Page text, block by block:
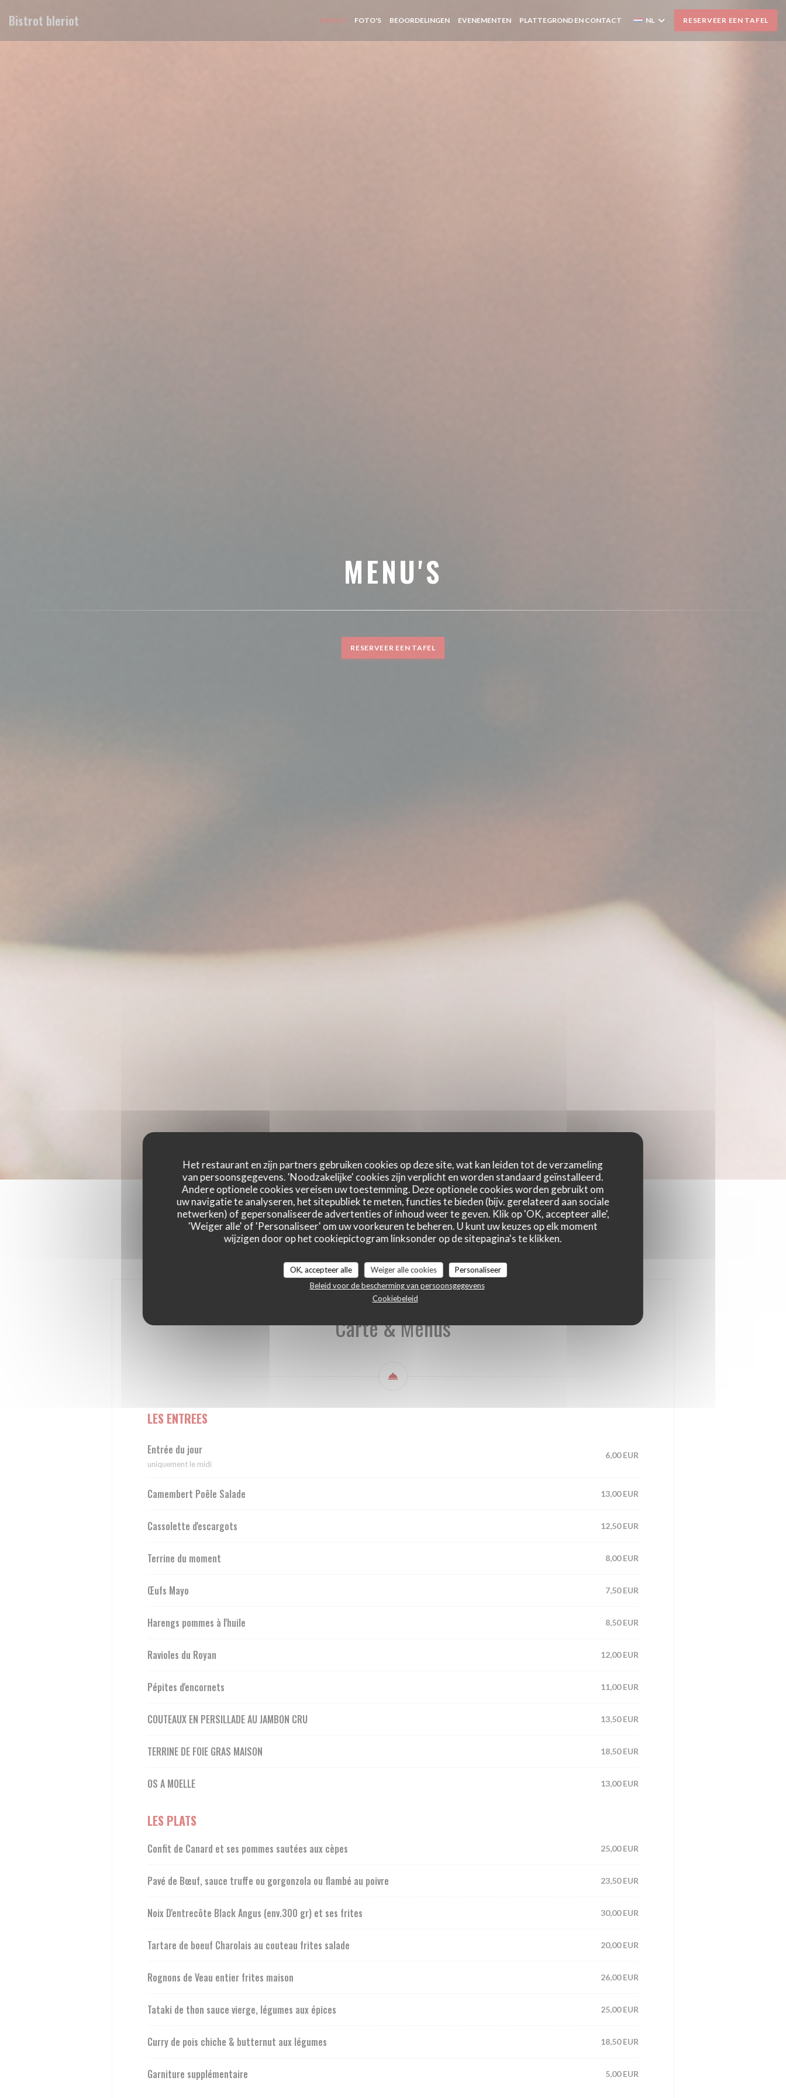
Het restaurant en zijn partners gebruiken cookies op deze site, wat kan leiden tot de verzameling
van persoonsgegevens. 'Noodzakelijke' cookies zijn verplicht en worden standaard geïnstalleerd.
Andere optionele cookies vereisen uw toestemming. Deze optionele cookies worden gebruikt om
uw navigatie te analyseren, het sitepubliek te meten, functies te bieden (bijv. gerelateerd aan sociale
netwerken) of gepersonaliseerde advertenties of inhoud weer te geven. Klik op 'OK, accepteer alle',
'Weiger alle' of 'Personaliseer' om uw voorkeuren te beheren. U kunt uw keuzes op elk moment
wijzigen door op het cookiepictogram linksonder op de sitepagina's te klikken.
OK, accepteer alle Weiger alle cookies
Personaliseer
Beleid voor de bescherming van persoonsgegevens
Cookiebeleid
Bistrot bleriot MENU'S FOTO'S BEOORDELINGEN EVENEMENTEN PLATTEGROND EN CONTACT NL RESERVEER EEN TAFEL
MENU'S
RESERVEER EEN TAFEL
LES PLATS L' ARDOISE DU MOMENT NOS BELLES PIECES NOS BURGERS LES DESSERTS
Carte & Menus
LES ENTREES
Entrée du jour
uniquement le midi
6,00 EUR
Camembert Poêle Salade 13,00 EUR
Cassolette d'escargots 12,50 EUR
Terrine du moment 8,00 EUR
Œufs Mayo 7,50 EUR
Harengs pommes à l'huile 8,50 EUR
Ravioles du Royan 12,00 EUR
Pépites d'encornets 11,00 EUR
COUTEAUX EN PERSILLADE AU JAMBON CRU 13,50 EUR
TERRINE DE FOIE GRAS MAISON 18,50 EUR
OS A MOELLE 13,00 EUR
LES PLATS
Confit de Canard et ses pommes sautées aux cèpes 25,00 EUR
Pavé de Bœuf, sauce truffe ou gorgonzola ou flambé au poivre 23,50 EUR
Noix D'entrecôte Black Angus (env.300 gr) et ses frites 30,00 EUR
Tartare de boeuf Charolais au couteau frites salade 20,00 EUR
Rognons de Veau entier frites maison 26,00 EUR
Tataki de thon sauce vierge, légumes aux épices 25,00 EUR
Curry de pois chiche & butternut aux légumes 18,50 EUR
Garniture supplémentaire 5,00 EUR